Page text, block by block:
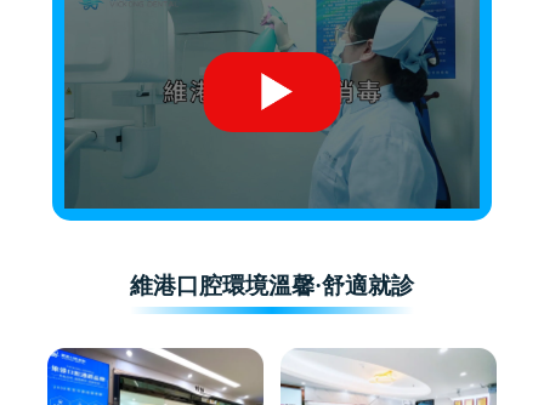
維港口腔環境溫馨·舒適就診